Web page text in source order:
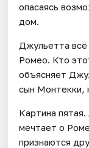
опасаясь
дом.
Джульетта
Ромео. Кто
объясняет
сын Монтекки,
Картина
мечтает о
признаются